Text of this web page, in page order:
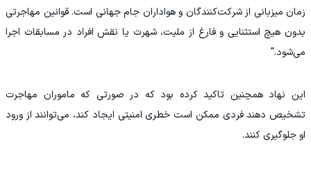
زمان میزبانی از شرکت‌کنندگان و هواداران جام جهانی است. قوانین مهاجرتی
بدون هیچ استثنایی و فارغ از ملیت، شهرت یا نقش افراد در مسابقات اجرا
می‌شود."
این نهاد همچنین تاکید کرده بود که در صورتی که ماموران مهاجرت
تشخیص دهند فردی ممکن است خطری امنیتی ایجاد کند، می‌توانند از ورود
او جلوگیری کنند.